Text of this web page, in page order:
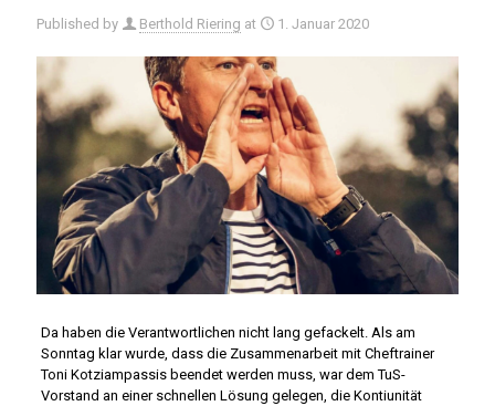
Published by Berthold Riering at 1. Januar 2020
Da haben die Verantwortlichen nicht lang gefackelt. Als am
Sonntag klar wurde, dass die Zusammenarbeit mit Cheftrainer
Toni Kotziampassis beendet werden muss, war dem TuS-
Vorstand an einer schnellen Lösung gelegen, die Kontiunität